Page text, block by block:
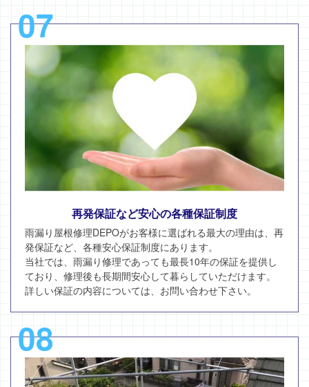
07
再発保証など安心の各種保証制度
雨漏り屋根修理DEPOがお客様に選ばれる最大の理由は、再
発保証など、各種安心保証制度にあります。
当社では、雨漏り修理であっても最長10年の保証を提供し
ており、修理後も長期間安心して暮らしていただけます。
詳しい保証の内容については、お問い合わせ下さい。
08